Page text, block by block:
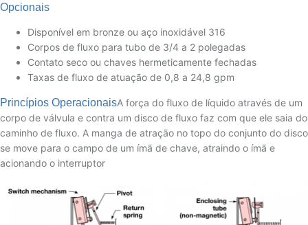
Opcionais
Disponível em bronze ou aço inoxidável 316
Corpos de fluxo para tubo de 3/4 a 2 polegadas
Contato seco ou chaves hermeticamente fechadas
Taxas de fluxo de atuação de 0,8 a 24,8 gpm
Princípios OperacionaisA força do fluxo de líquido através de um
corpo de válvula e contra um disco de fluxo faz com que ele saia do
caminho de fluxo. A manga de atração no topo do conjunto do disco
se move para o campo de um ímã de chave, atraindo o ímã e
acionando o interruptor